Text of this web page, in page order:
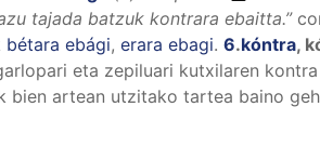
tajada batzuk kontrara ebaitta.”
bétara ebági, erara ebagi. 6.kóntra,
eta zepiluari kutxilaren
bien artean utzitako tartea baino